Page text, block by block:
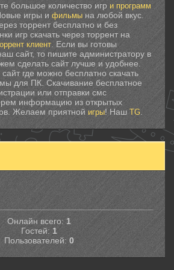
большое количество игр и программ
игры и фильмы на любой вкус.
торрент бесплатно и без
игр скачать через торрент на
клиент . Если вы готовы
сайт, то пишите администратору в
сделать сайт лучше и удобнее.
где можно бесплатно скачать
для ПК. Скачивание бесплатное
или отправки смс
информацию из открытых
Желаем приятной игры! Наш TG
Онлайн всего: 1
Гостей: 1
Пользователей: 0